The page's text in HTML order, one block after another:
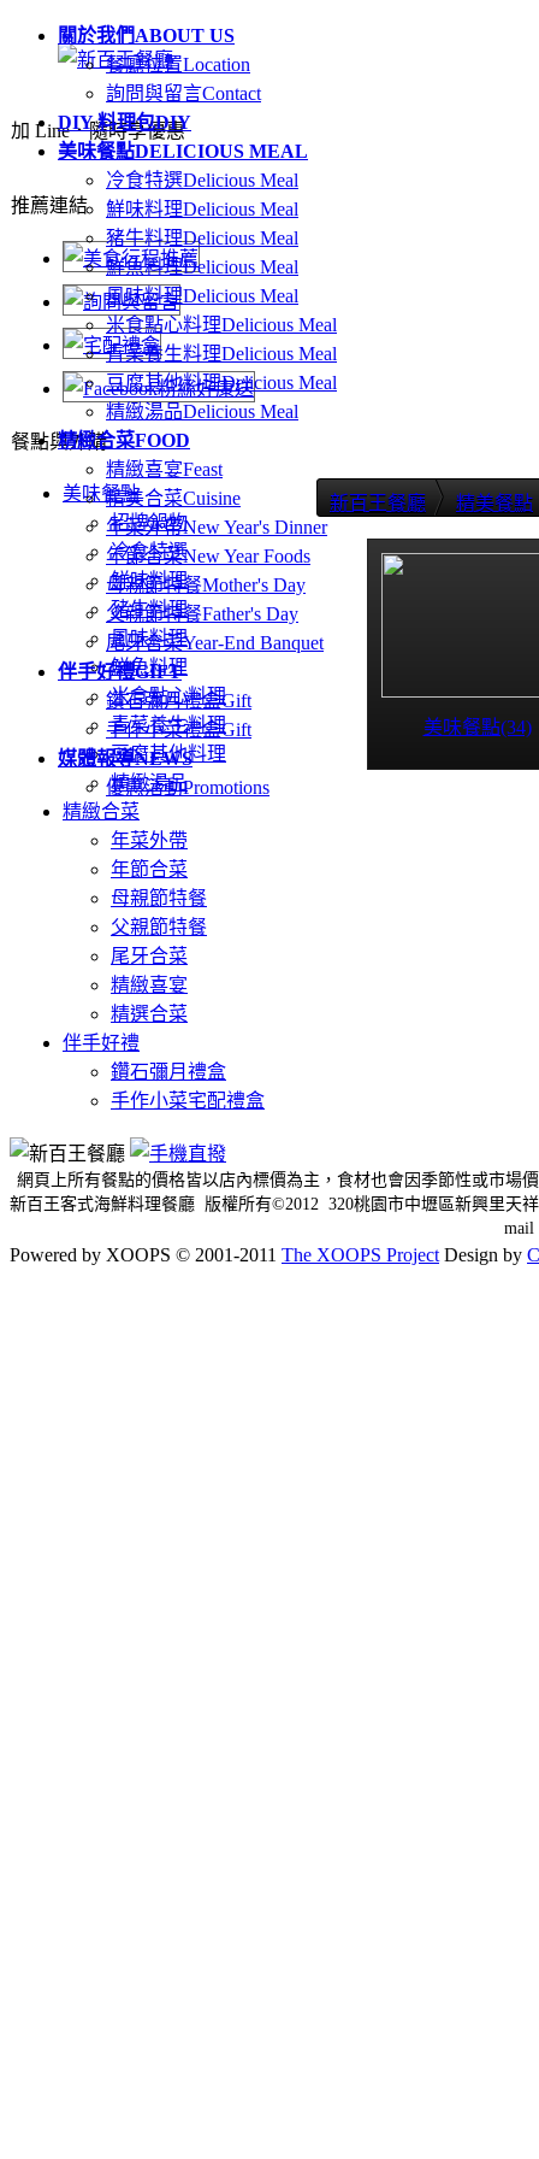
關於我們ABOUT US
餐廳位置Location
詢問與留言Contact
DIY 料理包DIY
美味餐點DELICIOUS MEAL
冷食特選Delicious Meal
鮮味料理Delicious Meal
豬牛料理Delicious Meal
鮮魚料理Delicious Meal
風味料理Delicious Meal
米食點心料理Delicious Meal
青菜養生料理Delicious Meal
豆腐其他料理Delicious Meal
精緻湯品Delicious Meal
精緻合菜FOOD
精緻喜宴Feast
精美合菜Cuisine
年菜外帶New Year's Dinner
年節合菜New Year Foods
母親節特餐Mother's Day
父親節特餐Father's Day
尾牙合菜Year-End Banquet
伴手好禮GIFT
鑽石彌月禮盒Gift
手作小菜禮盒Gift
媒體報導NEWS
優惠活動Promotions
加 Line．隨時享優惠
推薦連結
餐點與外購
美味餐點
招牌鍋物
冷食特選
鮮味料理
豬牛料理
風味料理
鮮魚料理
米食點心料理
青菜養生料理
豆腐其他料理
精緻湯品
精緻合菜
年菜外帶
年節合菜
母親節特餐
父親節特餐
尾牙合菜
精緻喜宴
精選合菜
伴手好禮
鑽石彌月禮盒
手作小菜宅配禮盒
新百王餐廳 精美餐點
美味餐點(34)
網頁上所有餐點的價格皆以店內標價為主，食材也會因季節性或市場
新百王客式海鮮料理餐廳 版權所有©2012 320桃園市中壢區新興里
mail
Powered by XOOPS © 2001-2011 The XOOPS Project Design by